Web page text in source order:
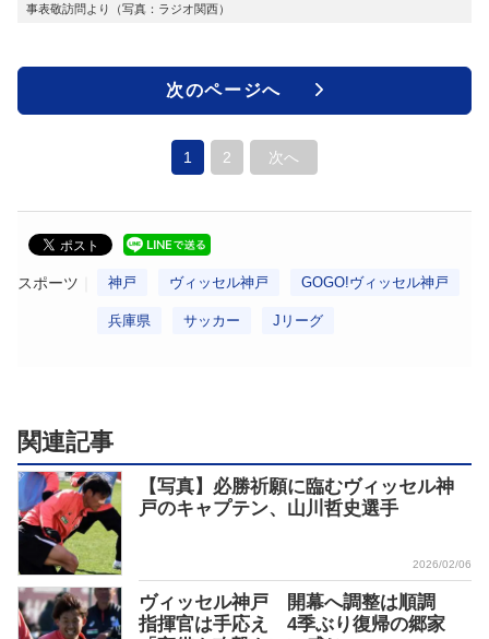
事表敬訪問より（写真：ラジオ関西）
次のページへ
1 2 次へ
スポーツ 神戸 ヴィッセル神戸 GOGO!ヴィッセル神戸
兵庫県 サッカー Jリーグ
関連記事
【写真】必勝祈願に臨むヴィッセル神
戸のキャプテン、山川哲史選手
2026/02/06
ヴィッセル神戸 開幕へ調整は順調
指揮官は手応え 4季ぶり復帰の郷家